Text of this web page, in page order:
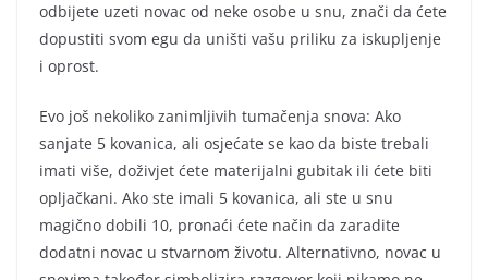
odbijete uzeti novac od neke osobe u snu, znači da ćete
dopustiti svom egu da uništi vašu priliku za iskupljenje
i oprost.
Evo još nekoliko zanimljivih tumačenja snova: Ako
sanjate 5 kovanica, ali osjećate se kao da biste trebali
imati više, doživjet ćete materijalni gubitak ili ćete biti
opljačkani. Ako ste imali 5 kovanica, ali ste u snu
magično dobili 10, pronaći ćete način da zaradite
dodatni novac u stvarnom životu. Alternativno, novac u